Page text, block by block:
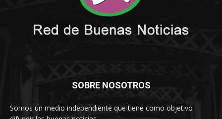
SOBRE NOSOTROS
Somos un medio independiente que tiene como objetivo